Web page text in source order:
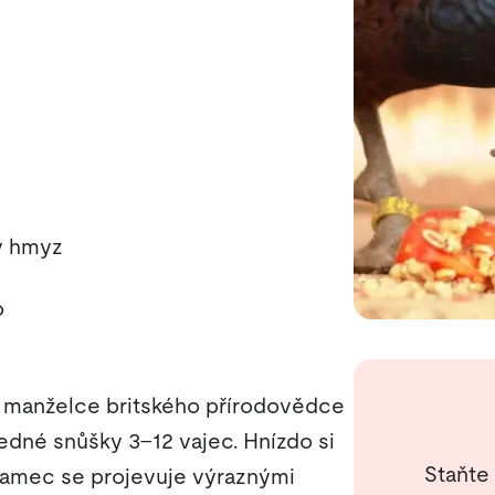
hmyz
britského přírodovědce
snůšky 3–12 vajec. Hnízdo si
se projevuje výraznými